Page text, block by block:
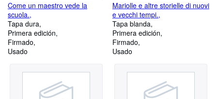
Come un maestro vede la
scuola.,
Tapa dura
Primera edición
Firmado
Usado
Mariolle e altre storielle di nuovi
e vecchi tempi.,
Tapa blanda
Primera edición
Firmado
Usado